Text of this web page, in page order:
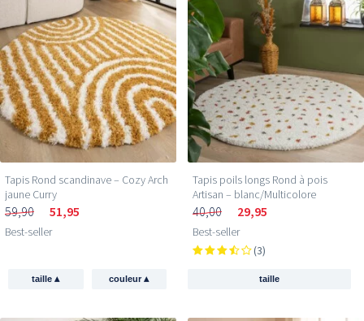
Tapis Rond scandinave – Cozy Arch
jaune Curry
59,90 51,95
Best-seller
taille▴ couleur▴
Tapis poils longs Rond à pois
Artisan – blanc/Multicolore
40,00 29,95
Best-seller
(3)
taille